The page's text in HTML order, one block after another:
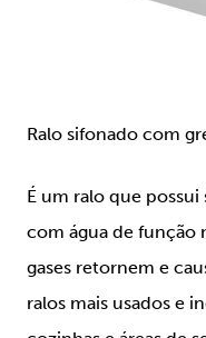
Ralo sifonado com
É um ralo que
com água de função
gases retornem e
ralos mais usados e